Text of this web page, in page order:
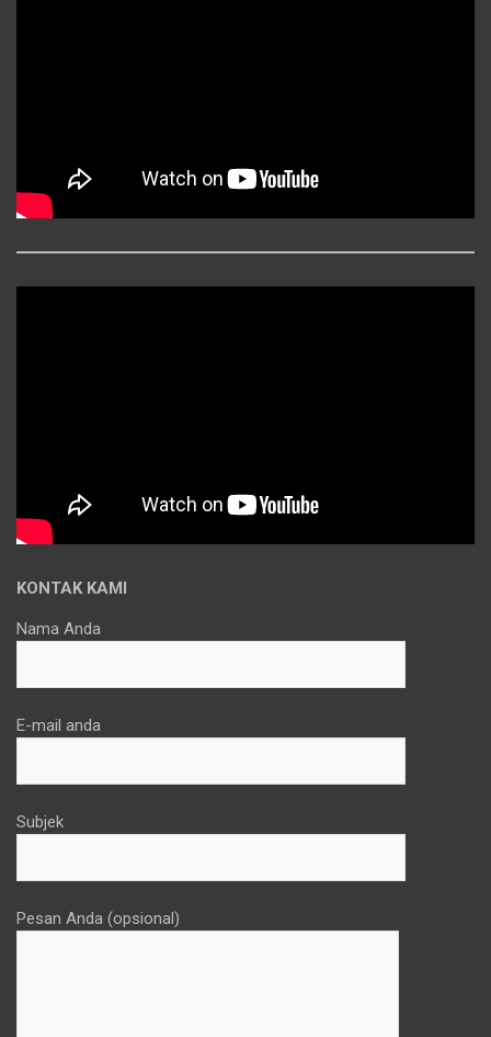
KONTAK KAMI
Nama Anda
E-mail anda
Subjek
Pesan Anda (opsional)